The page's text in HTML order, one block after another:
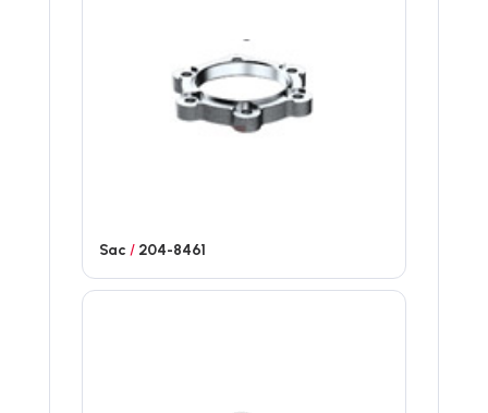
Sac /204-8461